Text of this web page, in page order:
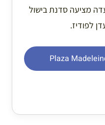
מציעה סדנת בישול
לפודיז.